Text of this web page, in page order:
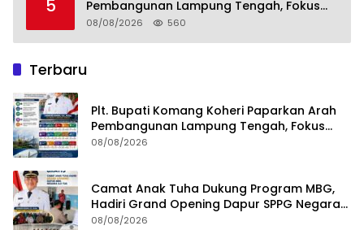
5
Pembangunan Lampung Tengah, Fokus
pada SDM, Ekonomi, Infrastruktur dan
08/08/2026 560
Terbaru
Plt. Bupati Komang Koheri Paparkan Arah
Pembangunan Lampung Tengah, Fokus
pada SDM, Ekonomi, Infrastruktur dan
08/08/2026
Camat Anak Tuha Dukung Program MBG,
Hadiri Grand Opening Dapur SPPG Negara
Aji Tua Lampung Tengah
08/08/2026